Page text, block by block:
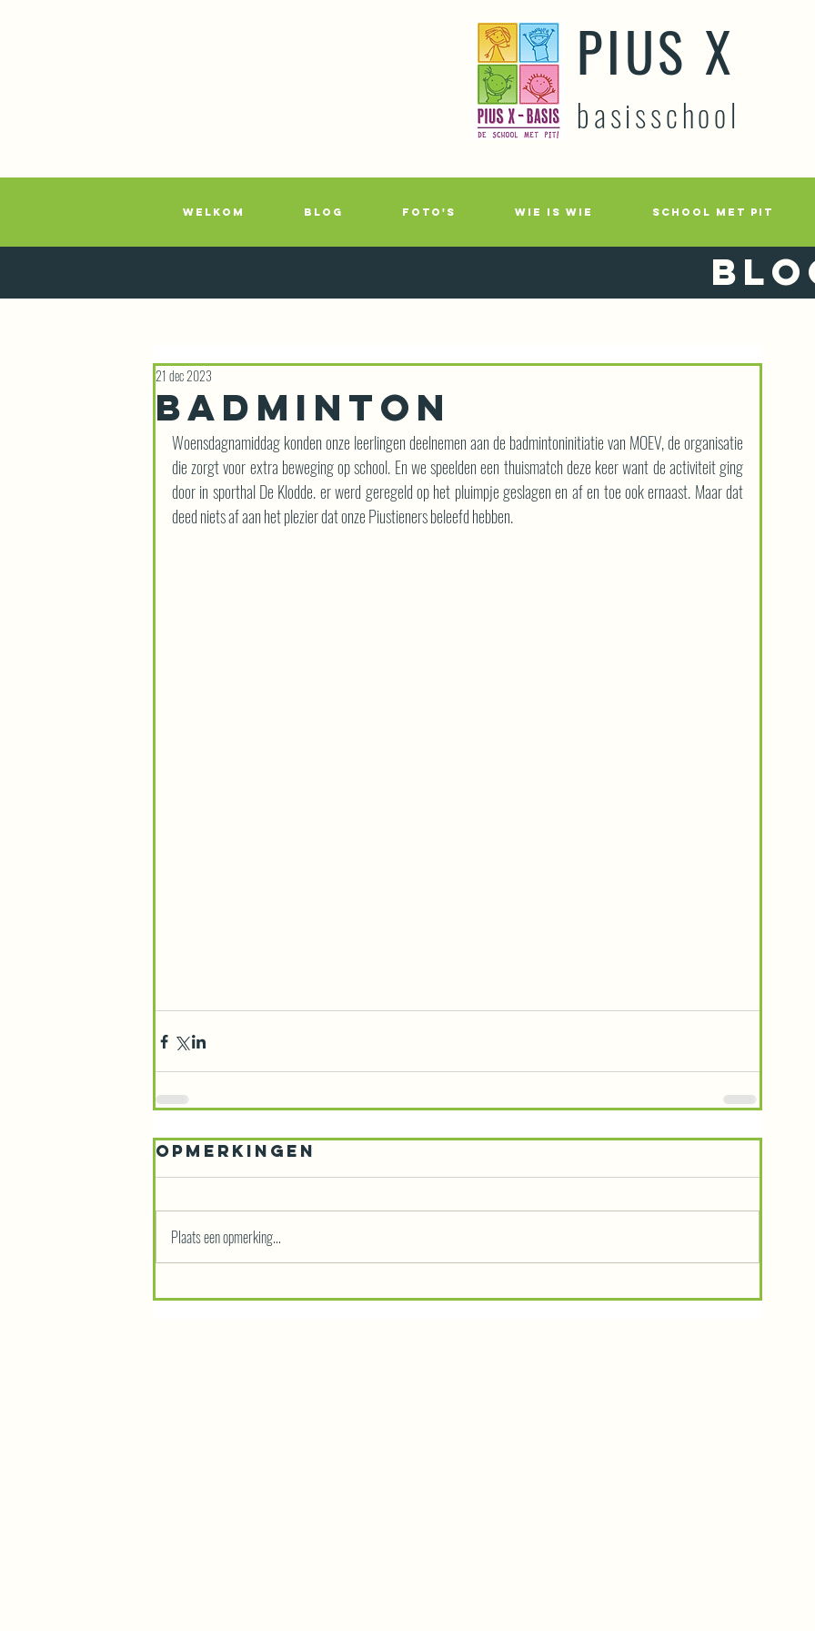
PIUS X
basisschool
WELKOM BLOG FOTO'S WIE IS WIE SCHOOL MET PIT
Badminton
21 dec 2023
Woensdagnamiddag konden onze leerlingen deelnemen aan de badmintoninitiatie van MOEV, de organisatie
die zorgt voor extra beweging op school. En we speelden een thuismatch deze keer want de activiteit ging
door in sporthal De Klodde. er werd geregeld op het pluimpje geslagen en af en toe ook ernaast. Maar dat
deed niets af aan het plezier dat onze Piustieners beleefd hebben.
Opmerkingen
Plaats een opmerking...